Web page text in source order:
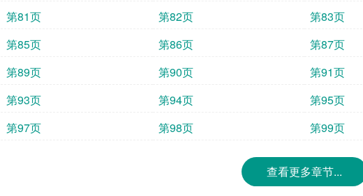
第81页
第82页 第83页
第85页
第86页 第87页
第89页
第90页 第91页
第93页
第94页 第95页
第97页
第98页 第99页
查看更多章节...